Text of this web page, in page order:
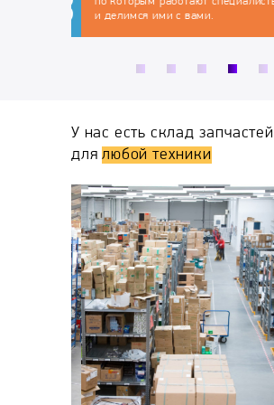
и делимся ими с вами.
У нас есть склад запчастей
длялюбой техники